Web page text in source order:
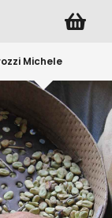
Michele